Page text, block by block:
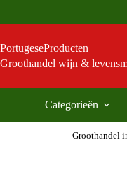
inhoud
PortugeseProducten
Groothandel wijn &
Categorieën
Groothandel